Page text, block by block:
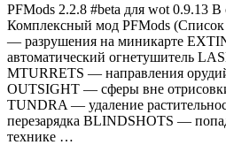
PFMods 2.2.8 #beta для wot 0.9.13 В
Комплексный мод PFMods
— разрушения на миникарте
автоматический огнетушитель
MTURRETS — направления
OUTSIGHT — сферы вне
TUNDRA — удаление
перезарядка BLINDSHOTS —
технике …